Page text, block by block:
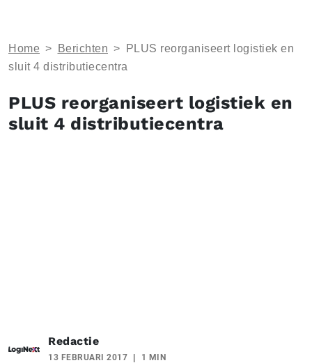
Home > Berichten >
PLUS reorganiseert logistiek en
sluit 4 distributiecentra
PLUS reorganiseert logistiek en
sluit 4 distributiecentra
Redactie
13 FEBRUARI 2017 1 MIN